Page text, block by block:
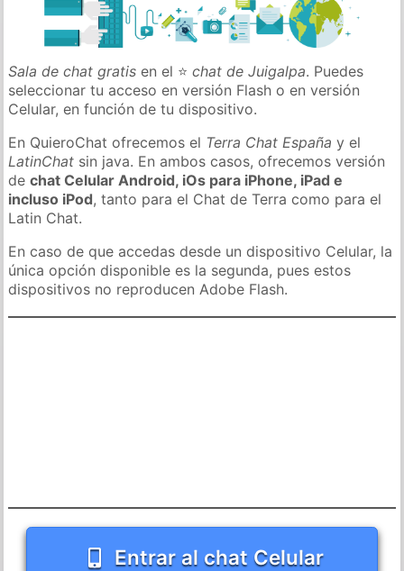
Sala de chat gratis en el ⭐chat de Juigalpa. Puedes
seleccionar tu acceso en versión Flash o en versión
Celular, en función de tu dispositivo.
En QuieroChat ofrecemos el Terra Chat España y el
LatinChat sin java. En ambos casos, ofrecemos versión
dechat Celular Android, iOs para iPhone, iPad e
incluso iPod, tanto para el Chat de Terra como para el
Latin Chat.
En caso de que accedas desde un dispositivo Celular, la
única opción disponible es la segunda, pues estos
dispositivos no reproducen Adobe Flash.
Entrar al chat Celular